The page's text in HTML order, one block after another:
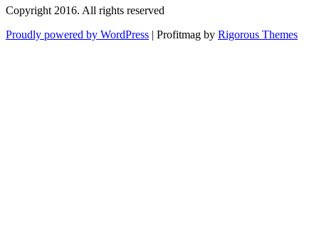
Copyright 2016. All rights reserved
Proudly powered by WordPress | Profitmag by Rigorous Themes